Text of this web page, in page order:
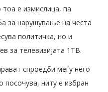
тоа е измислица, па
за нарушување на честа
политичка, но и
за телевизијата 1ТВ.
спроедби меѓу него
посочува, ниту е избран